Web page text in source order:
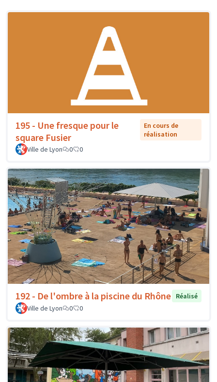
195 - Une fresque pour le
square Fusier
En cours de
réalisation
Ville de Lyon
0 0
192 - De l'ombre à la piscine du Rhône
Réalisé
Ville de Lyon
0 0